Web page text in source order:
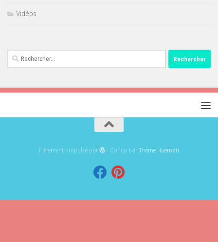
Vidéos
Rechercher :
Fièrement propulsé par - Conçu parThème Hueman